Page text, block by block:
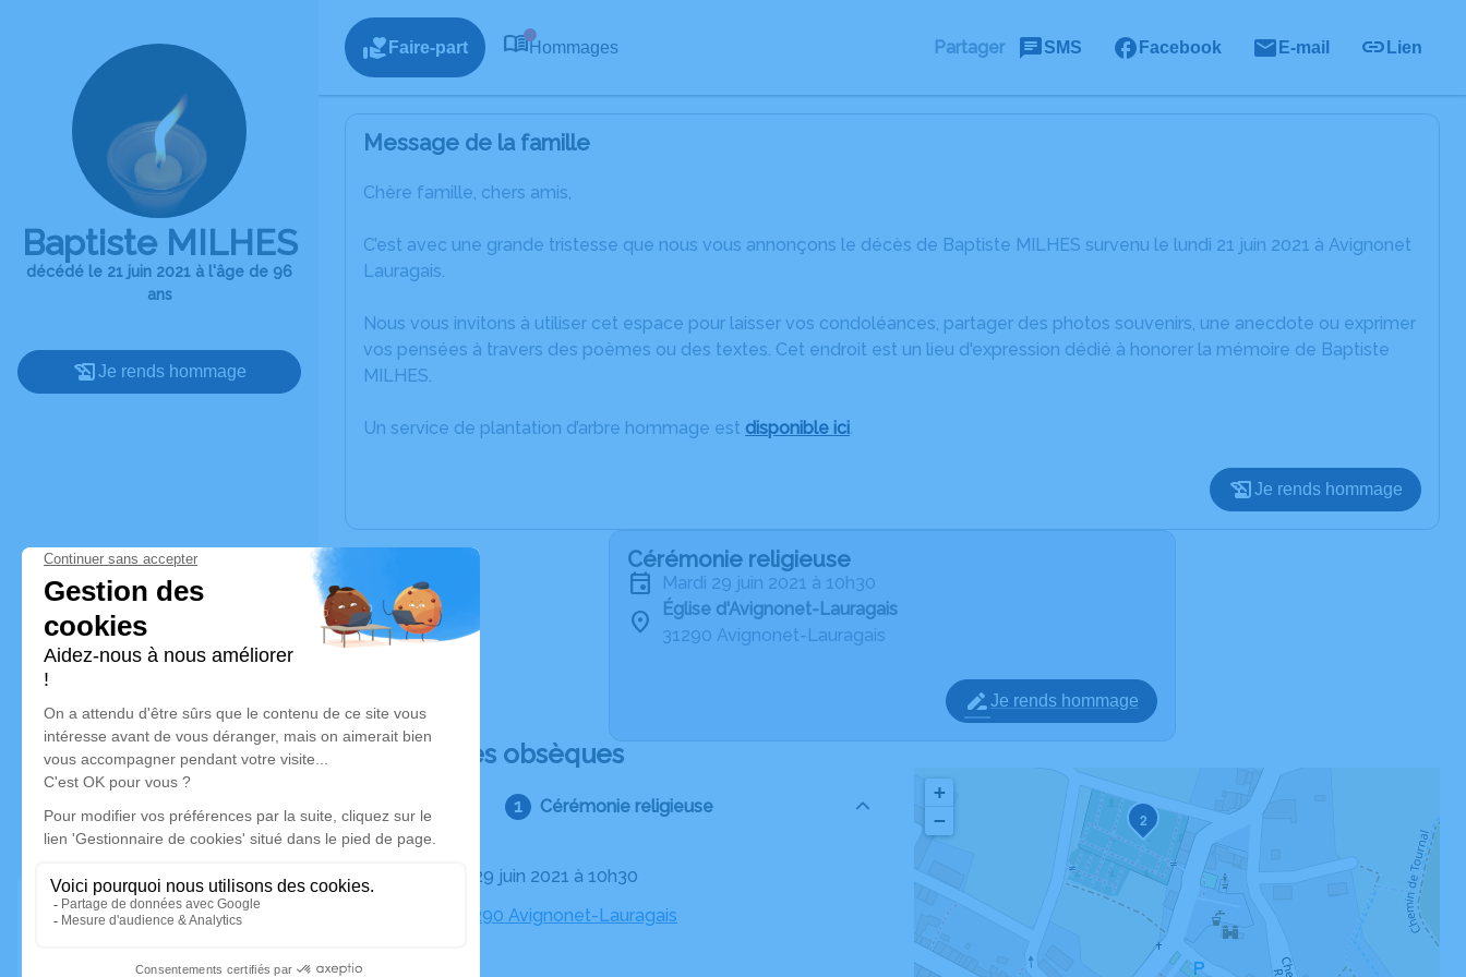
Baptiste MILHES
décédé le 21 juin 2021 à l'âge de 96
ans
Je rends hommage
Faire-part Hommages Partager SMS Facebook E-mail Lien
Message de la famille
Chère famille, chers amis,
C’est avec une grande tristesse que nous vous annonçons le décès de Baptiste MILHES survenu le lundi 21 juin 2021 à Avignonet
Lauragais.
Nous vous invitons à utiliser cet espace pour laisser vos condoléances, partager des photos souvenirs, une anecdote ou exprimer
vos pensées à travers des poèmes ou des textes. Cet endroit est un lieu d'expression dédié à honorer la mémoire de Baptiste
MILHES.
Un service de plantation d’arbre hommage est disponible ici.
Je rends hommage
Cérémonie religieuse
mardi 29 juin 2021 à 10h30
Église d'Avignonet-Lauragais
31290 Avignonet-Lauragais
Je rends hommage
Déroulé des obsèques
Cérémonie religieuse
Le mardi 29 juin 2021 à 10h30
Église, 31290 Avignonet-Lauragais
2
+
−